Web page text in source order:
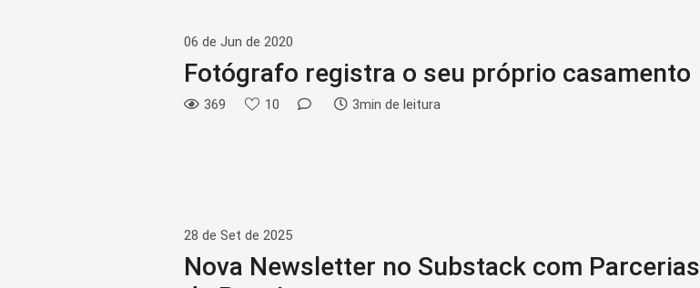
06 de Jun de 2020
Fotógrafo registra o seu próprio casamento
369 10 3min de leitura
28 de Set de 2025
Nova Newsletter no Substack com Parcerias